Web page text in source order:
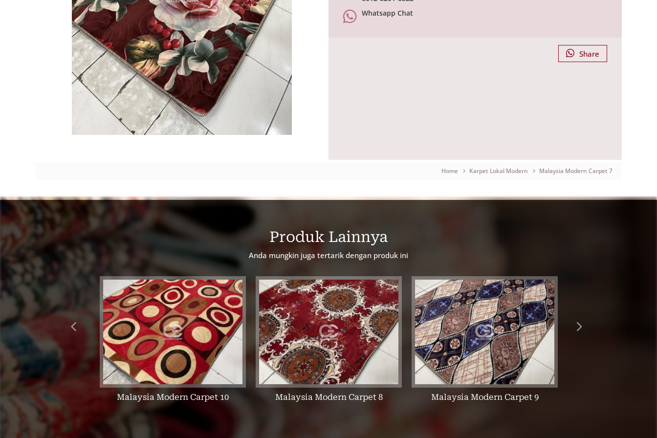
Whatsapp Chat
Share
Home Karpet Lokal Modern Malaysia Modern Carpet 7
Produk Lainnya
Anda mungkin juga tertarik dengan produk ini
Merah 05211A
Majesty
Malaysia Modern Carpet 10 Malaysia Modern Carpet 8 Malaysia Modern Carpet 9